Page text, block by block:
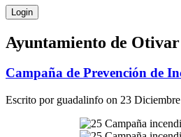
Ayuntamiento de Otivar
Campaña de Prevención de
Escrito por guadalinfo on 23